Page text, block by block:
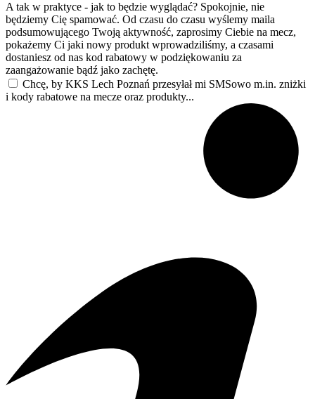
A tak w praktyce - jak to będzie wyglądać? Spokojnie, nie
będziemy Cię spamować. Od czasu do czasu wyślemy maila
podsumowującego Twoją aktywność, zaprosimy Ciebie na mecz,
pokażemy Ci jaki nowy produkt wprowadziliśmy, a czasami
dostaniesz od nas kod rabatowy w podziękowaniu za
zaangażowanie bądź jako zachętę.
Chcę, by KKS Lech Poznań przesyłał mi SMSowo m.in. zniżki
i kody rabatowe na mecze oraz produkty...